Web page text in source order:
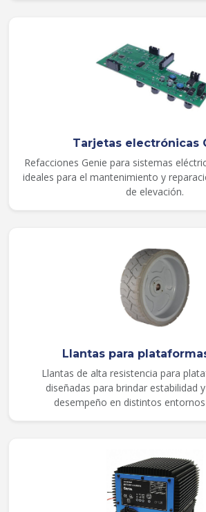
Tarjetas electrónicas
Refacciones Genie para sistemas
ideales para el mantenimiento y
de elevación.
Llantas para
Llantas de alta resistencia para
diseñadas para brindar estabilidad
desempeño en distintos